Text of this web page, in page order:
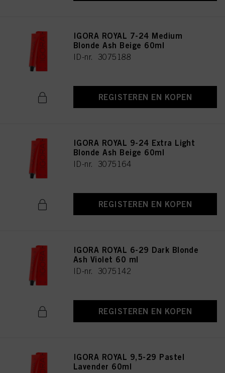
IGORA ROYAL 7-24 Medium
Blonde Ash Beige 60ml
ID-nr. 3075188
REGISTEREN EN KOPEN
IGORA ROYAL 9-24 Extra Light
Blonde Ash Beige 60ml
ID-nr. 3075164
REGISTEREN EN KOPEN
IGORA ROYAL 6-29 Dark Blonde
Ash Violet 60 ml
ID-nr. 3075142
REGISTEREN EN KOPEN
IGORA ROYAL 9,5-29 Pastel
Lavender 60ml